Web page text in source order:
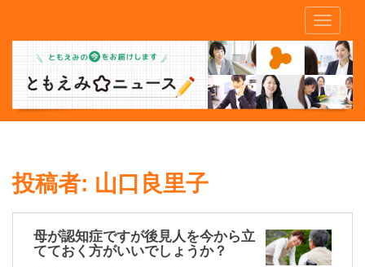
m
投稿者: 山口良里子
母が認知症ですが後見人を今から立
てておく方がいいでしょうか？